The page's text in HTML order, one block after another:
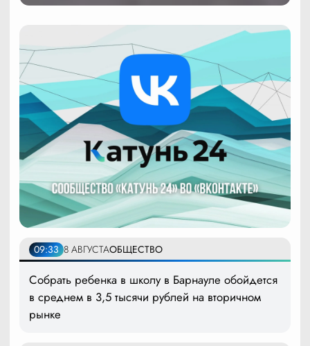
09:33 8 АВГУСТАОБЩЕСТВО
Собрать ребенка в школу в Барнауле обойдется
в среднем в 3,5 тысячи рублей на вторичном
рынке